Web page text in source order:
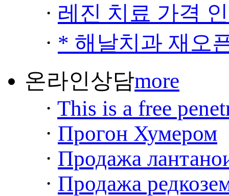
· 레진 치료 가격
· * 해날치과 재오
온라인상담more
· This is a free
· Прогон Хумером
· Продажа
· Продажа